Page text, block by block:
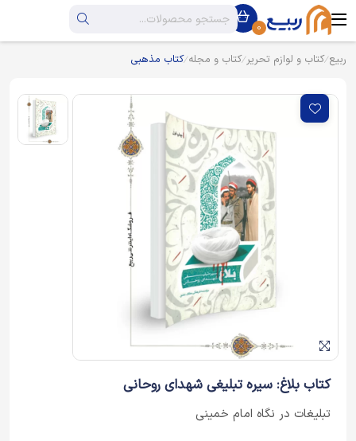
0
ربیع کتاب و لوازم تحریر کتاب و مجله کتاب مذهبی
کتاب بلاغ: سیره تبلیغی شهدای روحانی
تبلیغات در نگاه امام خمینی